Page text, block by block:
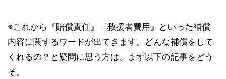
※これから『賠償責任』『救援者費用』といった補償
内容に関するワードが出てきます。どんな補償をして
くれるの？と疑問に思う方は、まず以下の記事をどう
ぞ。